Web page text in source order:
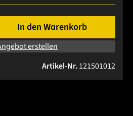
gewünschten Wert ein oder
In den Warenkorb
erstellen
Artikel-Nr.121501012